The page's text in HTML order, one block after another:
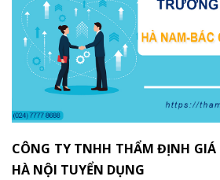
CÔNG TY TNHH THẨM ĐỊNH
HÀ NỘI TUYỂN DỤNG